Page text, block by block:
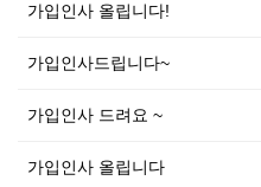
가입인사 올립니다!
가입인사드립니다~
가입인사 드려요 ~
가입인사 올립니다